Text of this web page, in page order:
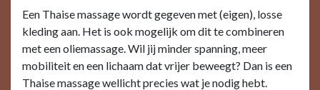
Een Thaise massage wordt gegeven met (eigen), losse
kleding aan. Het is ook mogelijk om dit te combineren
met een oliemassage. Wil jij minder spanning, meer
mobiliteit en een lichaam dat vrijer beweegt? Dan is een
Thaise massage wellicht precies wat je nodig hebt.